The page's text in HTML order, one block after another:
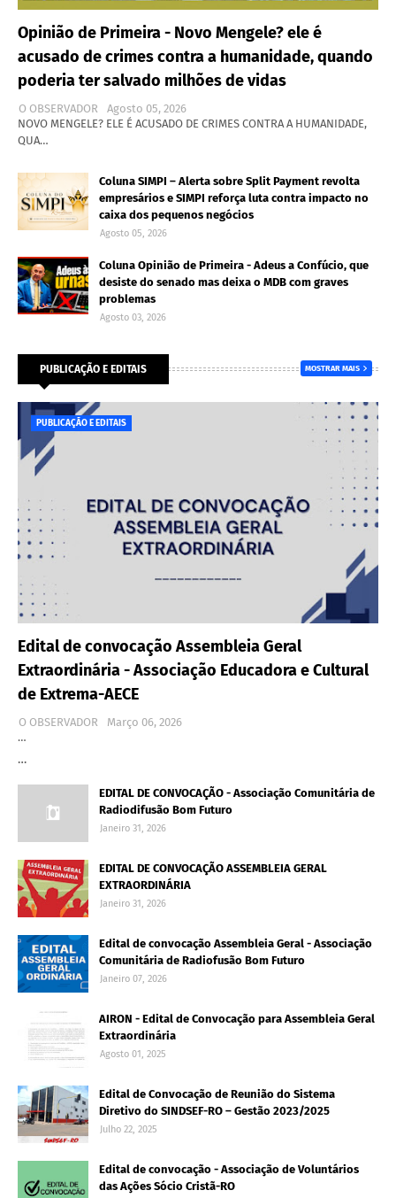
Opinião de Primeira - Novo Mengele? ele é
acusado de crimes contra a humanidade, quando
poderia ter salvado milhões de vidas
O OBSERVADOR
Agosto 05, 2026
NOVO MENGELE? ELE É ACUSADO DE CRIMES CONTRA A HUMANIDADE,
QUA…
Coluna SIMPI – Alerta sobre Split Payment revolta
empresários e SIMPI reforça luta contra impacto no
caixa dos pequenos negócios
Agosto 05, 2026
Coluna Opinião de Primeira - Adeus a Confúcio, que
desiste do senado mas deixa o MDB com graves
problemas
Agosto 03, 2026
PUBLICAÇÃO E EDITAIS MOSTRAR MAIS
PUBLICAÇÃO E EDITAIS
Edital de convocação Assembleia Geral
Extraordinária - Associação Educadora e Cultural
de Extrema-AECE
O OBSERVADOR
Março 06, 2026
…
…
EDITAL DE CONVOCAÇÃO - Associação Comunitária de
Radiodifusão Bom Futuro
Janeiro 31, 2026
EDITAL DE CONVOCAÇÃO ASSEMBLEIA GERAL
EXTRAORDINÁRIA
Janeiro 31, 2026
Edital de convocação Assembleia Geral - Associação
Comunitária de Radiofusão Bom Futuro
Janeiro 07, 2026
AIRON - Edital de Convocação para Assembleia Geral
Extraordinária
Agosto 01, 2025
Edital de Convocação de Reunião do Sistema
Diretivo do SINDSEF-RO – Gestão 2023/2025
Julho 22, 2025
Edital de convocação - Associação de Voluntários
das Ações Sócio Cristã-RO